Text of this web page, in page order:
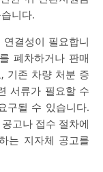
니다.
결성이 필요합니
폐차하거나 판매
기존 차량 처분 증
서류가 필요할 수
구될 수 있습니다.
고나 접수 절차에
는 지자체 공고를